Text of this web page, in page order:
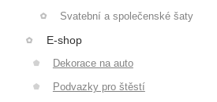
Svatební a společenské šaty
E-shop
Dekorace na auto
Podvazky pro štěstí